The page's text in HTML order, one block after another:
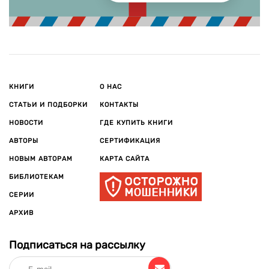
Александр Анатольевич Ширвиндт внес большой вклад в
развитие театрального искусства. В 2010 году был
«За многолетнее доблестное служение театру», а в 2014
степени. Самые интересные события, лучшие моменты и
книги.
КНИГИ
СТАТЬИ И ПОДБОРКИ
НОВОСТИ
АВТОРЫ
НОВЫМ АВТОРАМ
БИБЛИОТЕКАМ
СЕРИИ
АРХИВ
О НАС
КОНТАКТЫ
ГДЕ КУПИТЬ КНИГИ
СЕРТИФИКАЦИЯ
КАРТА САЙТА
Подписаться на рассылку